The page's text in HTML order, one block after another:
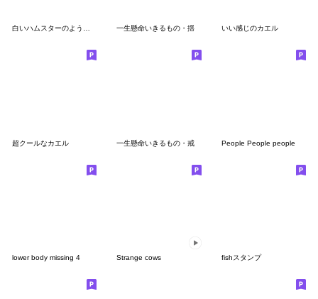
白いハムスターのような何か 一生懸命いきるもの・揺 いい感じのカエル
超クールなカエル 一生懸命いきるもの・戒 People People people
lower body missing 4 Strange cows fishスタンプ